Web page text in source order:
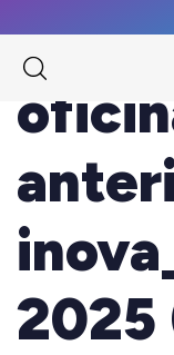
2025